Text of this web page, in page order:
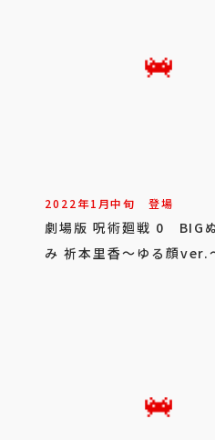
2022年1月中旬 登場
劇場版 呪術廻戦 0 BIG
み 祈本里香～ゆる顔ver.